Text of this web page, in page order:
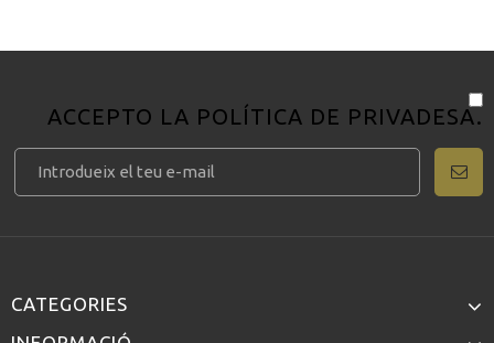
ACCEPTO LA POLÍTICA DE PRIVADESA.
CATEGORIES